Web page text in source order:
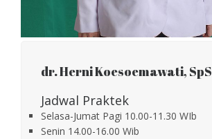
dr. Herni Koesoemawati, SpS
Jadwal Praktek
Selasa-Jumat Pagi 10.00-11.30 WIb
Senin 14.00-16.00 Wib